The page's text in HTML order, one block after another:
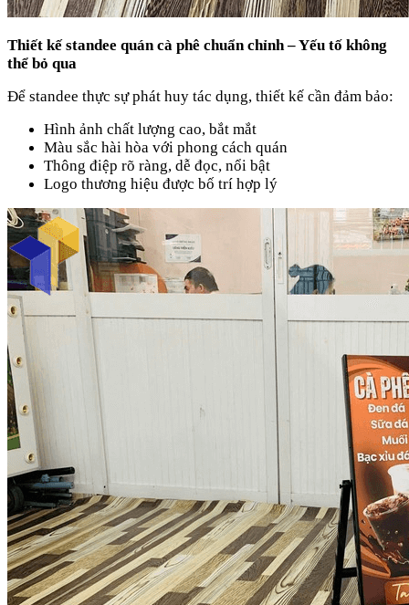
Thiết kế standee quán cà phê chuẩn chỉnh – Yếu tố không
thể bỏ qua
Để standee thực sự phát huy tác dụng, thiết kế cần đảm bảo:
Hình ảnh chất lượng cao, bắt mắt
Màu sắc hài hòa với phong cách quán
Thông điệp rõ ràng, dễ đọc, nổi bật
Logo thương hiệu được bố trí hợp lý